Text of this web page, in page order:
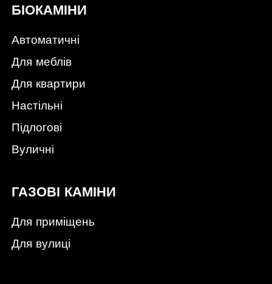
БІОКАМІНИ
Автоматичні
Для меблів
Для квартири
Настільні
Підлогові
Вуличні
ГАЗОВІ КАМІНИ
Для приміщень
Для вулиці